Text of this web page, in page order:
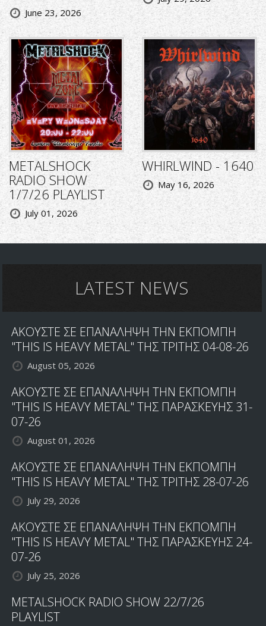
June 23, 2026
METALSHOCK
RADIO SHOW
1/7/26 PLAYLIST
July 01, 2026
WHIRLWIND - 1640
May 16, 2026
LATEST NEWS
ΑΚΟΥΣΤΕ ΣΕ ΕΠΑΝΑΛΗΨΗ ΤΗΝ ΕΚΠΟΜΠΗ
"THIS IS HEAVY METAL" ΤΗΣ ΤΡΙΤΗΣ 04-08-26
August 05, 2026
ΑΚΟΥΣΤΕ ΣΕ ΕΠΑΝΑΛΗΨΗ ΤΗΝ ΕΚΠΟΜΠΗ
"THIS IS HEAVY METAL" ΤΗΣ ΠΑΡΑΣΚΕΥΗΣ 31-
07-26
August 01, 2026
ΑΚΟΥΣΤΕ ΣΕ ΕΠΑΝΑΛΗΨΗ ΤΗΝ ΕΚΠΟΜΠΗ
"THIS IS HEAVY METAL" ΤΗΣ ΤΡΙΤΗΣ 28-07-26
July 29, 2026
ΑΚΟΥΣΤΕ ΣΕ ΕΠΑΝΑΛΗΨΗ ΤΗΝ ΕΚΠΟΜΠΗ
"THIS IS HEAVY METAL" ΤΗΣ ΠΑΡΑΣΚΕΥΗΣ 24-
07-26
July 25, 2026
METALSHOCK RADIO SHOW 22/7/26
PLAYLIST